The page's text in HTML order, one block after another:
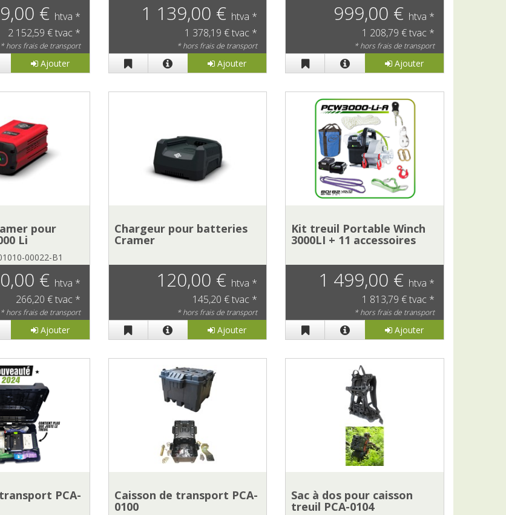
€ htva *
2 152,59 € tvac *
* hors frais de transport
Ajouter
1 139,00 € htva *
1 378,19 € tvac *
* hors frais de transport
Ajouter
999,00 € htva *
1 208,79 € tvac *
* hors frais de transport
Ajouter
pour
Li
00022-B1
€ htva *
266,20 € tvac *
* hors frais de transport
Ajouter
Chargeur pour batteries
Cramer
120,00 € htva *
145,20 € tvac *
* hors frais de transport
Ajouter
Kit treuil Portable Winch
3000LI + 11 accessoires
1 499,00 € htva *
1 813,79 € tvac *
* hors frais de transport
Ajouter
PCA- Caisson de transport PCA-
0100
Sac à dos pour caisson
treuil PCA-0104